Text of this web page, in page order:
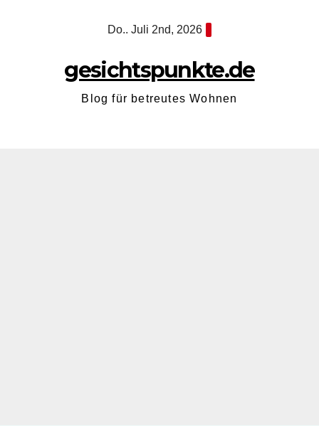
Do.. Juli 2nd, 2026
gesichtspunkte.de
Blog für betreutes Wohnen